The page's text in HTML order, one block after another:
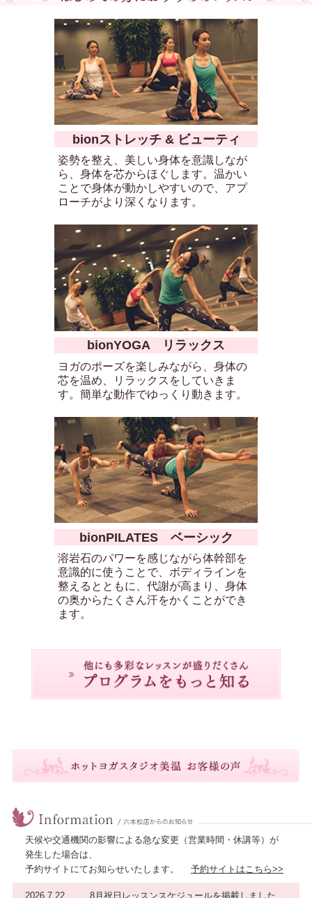
bionストレッチ & ビューティ
姿勢を整え、美しい身体を意識しなが
ら、身体を芯からほぐします。温かい
ことで身体が動かしやすいので、アプ
ローチがより深くなります。
bionYOGA リラックス
ヨガのポーズを楽しみながら、身体の
芯を温め、リラックスをしていきま
す。簡単な動作でゆっくり動きます。
bionPILATES ベーシック
溶岩石のパワーを感じながら体幹部を
意識的に使うことで、ボディラインを
整えるとともに、代謝が高まり、身体
の奥からたくさん汗をかくことができ
ます。
天候や交通機関の影響による急な変更（営業時間・休講等）が
発生した場合は、
予約サイトにてお知らせいたします。 予約サイトはこちら>>
2026.7.22 8月祝日レッスンスケジュールを掲載しました